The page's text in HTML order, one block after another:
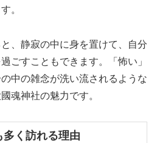
。
、静寂の中に身を置けて、自分
ごすこともできます。「怖い」
中の雑念が洗い流されるような
魂神社の魅力です。
く訪れる理由